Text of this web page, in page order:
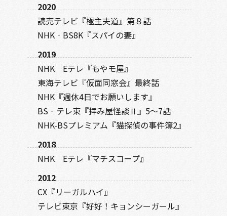
2020
読売テレビ『極主夫道』第８話
NHK‐BS8K『スパイの妻』
2019
NHK Eテレ『もやモ屋』
東海テレビ『仮面同窓会』最終話
NHK『週休4日でお願いします』
BS‐テレ東『拝み屋怪談Ⅱ』5～7話
NHK-BSプレミアム『猫探偵の事件簿2』
2018
NHK Eテレ『マチスコープ』
2012
CX『リーガルハイ』
テレビ東京『好好！キョンシーガール』